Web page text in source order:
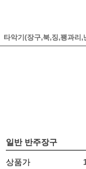
타악기(장구,북,징,꽹과리
일반 반주장구
상품가